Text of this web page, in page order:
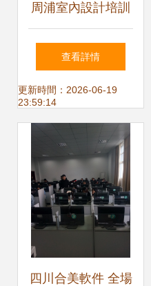
周浦室內設計培訓
解鎖辦公、網頁與
會展設計新技能，
上海電腦培訓助您
走向職業新高度
查看詳情
更新時間：2026-06-19
23:59:14
四川合美軟件 全場